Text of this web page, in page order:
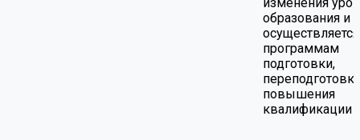
образования и
программам
подготовки,
повышения
квалификации